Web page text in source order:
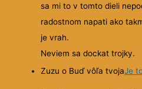
sa mi to v tomto dieli
radostnom napati ako
je vrah.
Neviem sa dockat trojky.
Zuzu o Buď vôľa tvojaJe